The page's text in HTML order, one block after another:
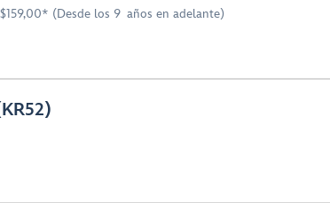
(Desde los 9 años en adelante)